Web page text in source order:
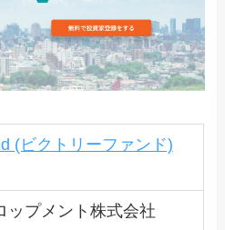
(ビクトリーファンド)
ップメント株式会社